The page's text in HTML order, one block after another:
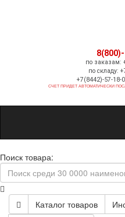
по заказам:
по складу:
+7(8442)-57-18-
СЧЕТ ПРИДЕТ АВТОМАТИЧЕСКИ
Поиск товара:
Каталог товаров